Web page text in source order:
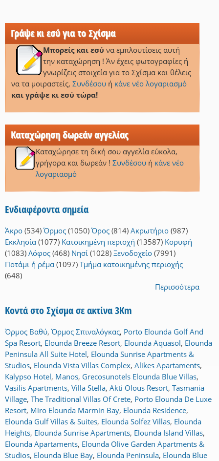
Γράψε κι εσύ για το Σχίσμα
Μπορείς και εσύ να εμπλουτίσεις αυτή
την καταχώρηση ! Άν έχεις φωτογραφίες ή
γνωρίζεις στοιχεία για το Σχίσμα και θέλεις
να τα μοιραστείς, Συνδέσουή κάνε νέο λογαριασμό
και γράψε κι εσύ τώρα!
Καταχώρηση δωρεάν αγγελίας
Καταχώρησε τη δική σου αγγελία εύκολα,
γρήγορα και δωρεάν ! Συνδέσουή κάνε νέο
λογαριασμό
Ενδιαφέροντα σημεία
Άκρο (534) Όρμος (1050) Όρος (814) Ακρωτήριο (987)
Εκκλησία (1077) Κατοικημένη περιοχή (13587) Κορυφή
(1083) Λόφος (468) Νησί (1028) Ξενοδοχείο (7991)
Ποτάμι ή ρέμα (1097) Τμήμα κατοικημένης περιοχής
(648)
Περισσότερα
Κοντά στο Σχίσμα σε ακτίνα 3Km
Όρμος Βαθύ,Όρμος Σπιναλόγκας, Porto Elounda Golf And
Spa Resort, Elounda Breeze Resort, Elounda Aquasol, Elounda
Peninsula All Suite Hotel, Elounda Sunrise Apartments &
Studios, Elounda Vista Villas Complex, Alikes Apartaments,
Kalypso Hotel, Manos, Grecosunotels Elounda Blue Villas,
Vasilis Apartments, Villa Stella, Akti Olous Resort, Tasmania
Village, The Traditional Villas Of Crete, Porto Elounda De Luxe
Resort, Miro Elounda Marmin Bay, Elounda Residence,
Elounda Gulf Villas & Suites, Elounda Solfez Villas, Elounda
Heights, Elounda Sunrise Apartments, Elounda Island Villas,
Elounda Apartaments, Elounda Olive Garden Apartments &
Studios, Elounda Blue Bay, Elounda Peninsula, Elounda Blue